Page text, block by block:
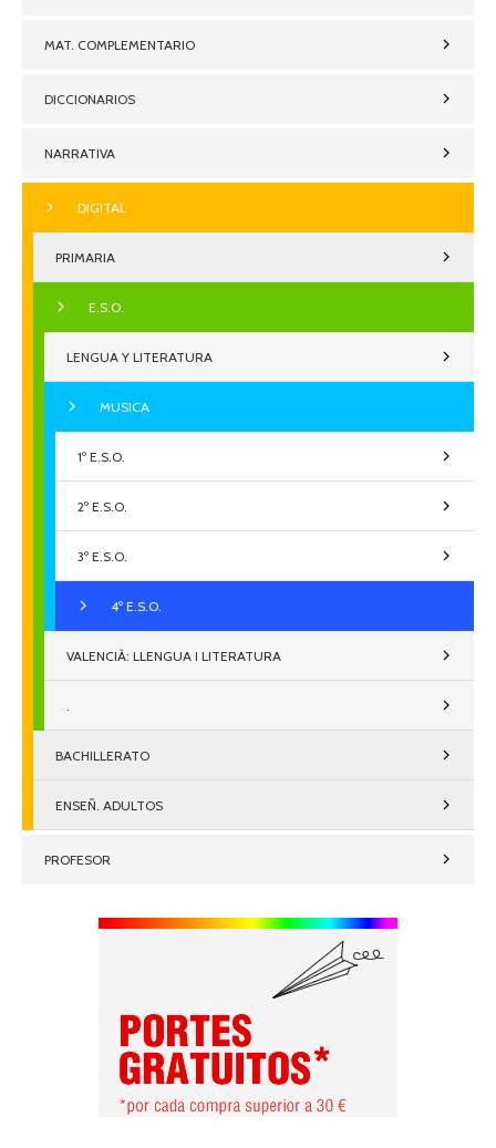
MAT. COMPLEMENTARIO
DICCIONARIOS
NARRATIVA
DIGITAL
PRIMARIA
E.S.O.
LENGUA Y LITERATURA
MUSICA
1º E.S.O.
2º E.S.O.
3º E.S.O.
4º E.S.O.
VALENCIÀ: LLENGUA I LITERATURA
.
BACHILLERATO
ENSEÑ. ADULTOS
PROFESOR